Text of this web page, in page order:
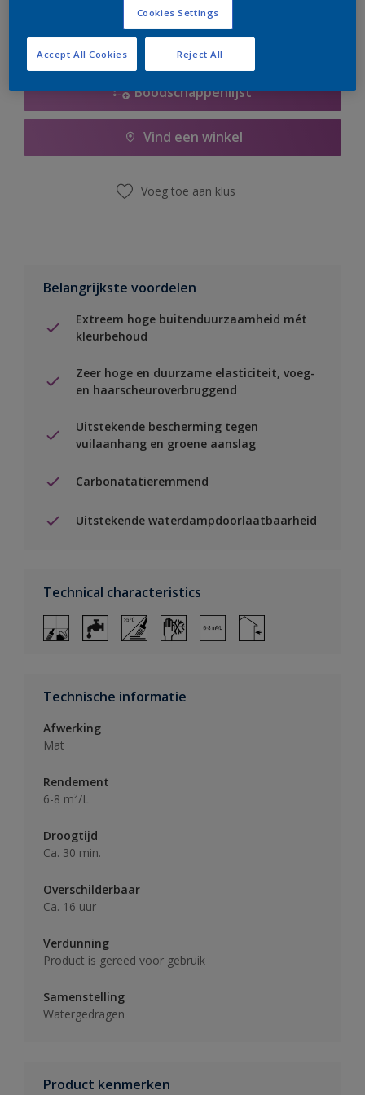
Boodschappenlijst
Vind een winkel
Voeg toe aan klus
Belangrijkste voordelen
Extreem hoge buitenduurzaamheid mét
kleurbehoud
Zeer hoge en duurzame elasticiteit, voeg-
en haarscheuroverbruggend
Uitstekende bescherming tegen
vuilaanhang en groene aanslag
Carbonatatieremmend
Uitstekende waterdampdoorlaatbaarheid
Technical characteristics
Technische informatie
Afwerking
Mat
Rendement
6-8 m²/L
Droogtijd
Ca. 30 min.
Overschilderbaar
Ca. 16 uur
Verdunning
Product is gereed voor gebruik
Samenstelling
Watergedragen
Product kenmerken
Cookies Settings
Reject All
Accept All Cookies